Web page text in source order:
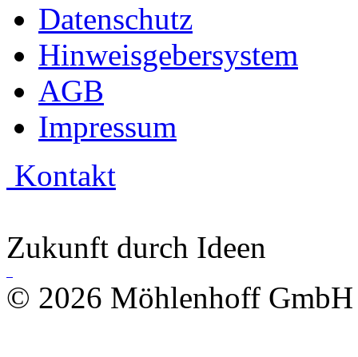
Datenschutz
Hinweisgebersystem
AGB
Impressum
Kontakt
Zukunft durch Ideen
© 2026 Möhlenhoff GmbH